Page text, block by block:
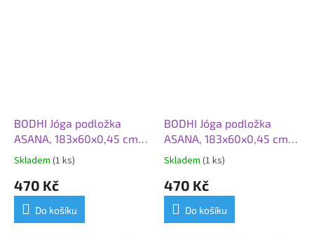
BODHI Jóga podložka
ASANA, 183x60x0,45 cm,
červená švestka
Skladem (1 ks)
470 Kč
Do košíku
BODHI Jóga podložka
ASANA, 183x60x0,45 cm,
půlnoční modrá
Skladem (1 ks)
470 Kč
Do košíku